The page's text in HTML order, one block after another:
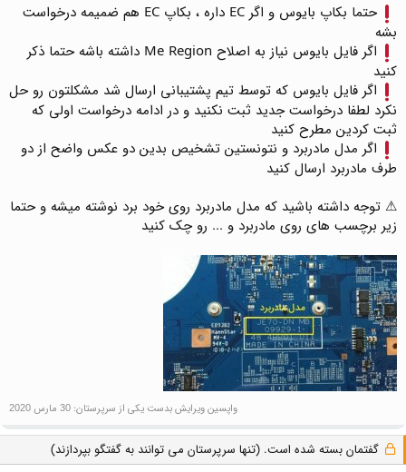
حتما بکاپ بایوس و اگر EC داره ، بکاپ EC هم ضمیمه درخواست
بشه
اگر فایل بایوس نیاز به اصلاح Me Region داشته باشه حتما ذکر
کنید
اگر فایل بایوس که توسط تیم پشتیبانی ارسال شد مشکلتون رو حل
نکرد لطفا درخواست جدید ثبت نکنید و در ادامه درخواست اولی که
ثبت کردین مطرح کنید
اگر مدل مادربرد و نتونستین تشخیص بدین دو عکس واضح از دو
طرف مادربرد ارسال کنید
⚠ توجه داشته باشید که مدل مادربرد روی خود برد نوشته میشه و حتما
زیر برچسب های روی مادربرد و ... رو چک کنید
واپسین ویرایش بدست یکی از سرپرستان: 30 مارس 2020
گفتمان بسته شده است. (تنها سرپرستان می توانند به گفتگو بپردازند)